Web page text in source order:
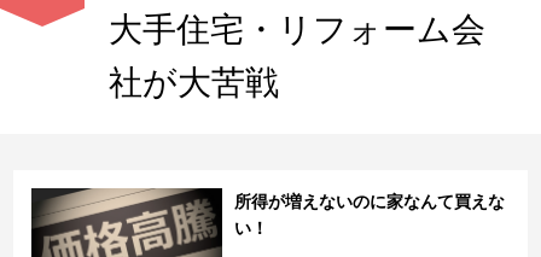
大手住宅・リフォーム会
社が大苦戦
所得が増えないのに家なんて買えな
い！